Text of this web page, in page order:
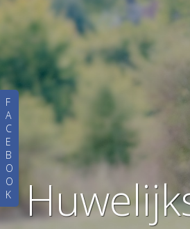
F
A
C
E
B
O
O
K